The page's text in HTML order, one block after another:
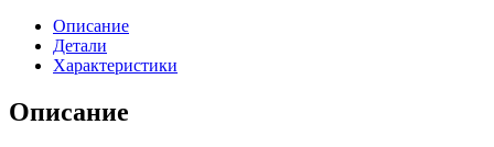
Описание
Детали
Характеристики
Описание